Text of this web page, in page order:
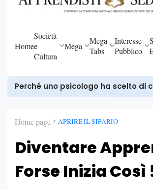
Home
Società
e
Cultura
Mega
Mega
Tabs
Interesse
Pubblico
Home page APRIRE IL SIPARIO
Diventare
Forse Inizia Così